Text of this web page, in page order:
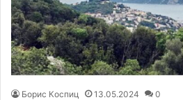
Борис Коспиц 13.05.2024 0